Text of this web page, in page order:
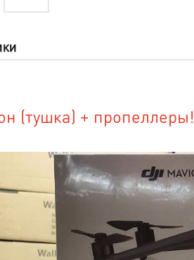
(тушка) + пропеллеры!